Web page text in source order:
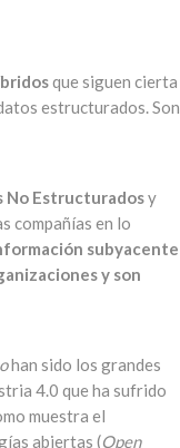
que siguen cierta
estructurados. Son
No Estructuradosy
compañías en lo
subyacente
y son
han sido los grandes
4.0 que ha sufrido
muestra el
abiertas (Open